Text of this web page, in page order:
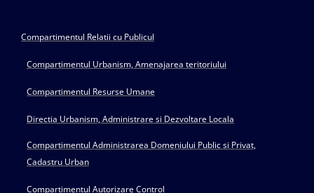
Compartimentul Relatii cu Publicul
Compartimentul Urbanism, Amenajarea teritoriului
Compartimentul Resurse Umane
Directia Urbanism, Administrare si Dezvoltare Locala
Compartimentul Administrarea Domeniului Public si Privat,
Cadastru Urban
Compartimentul Autorizare Control